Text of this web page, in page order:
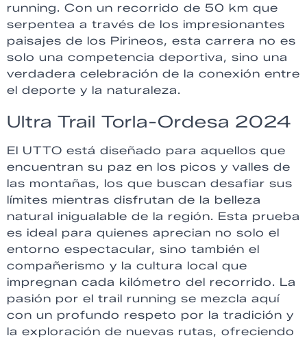
running. Con un recorrido de 50 km que
serpentea a través de los impresionantes
paisajes de los Pirineos, esta carrera no es
solo una competencia deportiva, sino una
verdadera celebración de la conexión entre
el deporte y la naturaleza.
Ultra Trail Torla-Ordesa 2024
El UTTO está diseñado para aquellos que
encuentran su paz en los picos y valles de
las montañas, los que buscan desafiar sus
límites mientras disfrutan de la belleza
natural inigualable de la región. Esta prueba
es ideal para quienes aprecian no solo el
entorno espectacular, sino también el
compañerismo y la cultura local que
impregnan cada kilómetro del recorrido. La
pasión por el trail running se mezcla aquí
con un profundo respeto por la tradición y
la exploración de nuevas rutas, ofreciendo